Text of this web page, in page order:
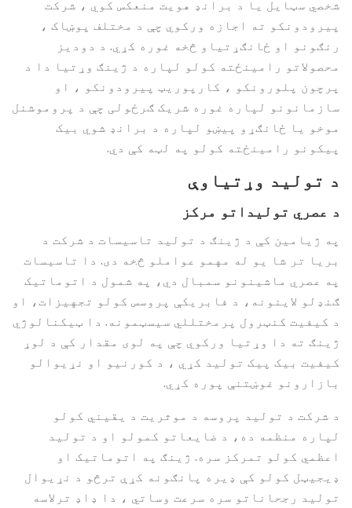
شخصي سټایل یا د برانډ هویت منعکس کوي ، شرکت
پیرودونکو ته اجازه ورکوي چې د مختلف پوښاک ،
رنګونو او ځانګړتیاو څخه غوره کړي. د دودیز
محصولاتو رامینځته کولو لپاره د ژینګ وړتیا دا د
پرچون پلورونکو ، کارپوریټ پیرودونکو ، او
سازمانونو لپاره غوره شریک ګرځولی چې د پروموشنل
موخو یا ځانګړو پیښو لپاره د برانډ شوي بیک
پیکونو رامینځته کولو په لټه کې دي.
د تولید وړتیاوې
د عصري تولیداتو مرکز
په ژیامین کې د ژینګ د تولید تاسیسات د شرکت د
بریا تر شا یو له مهمو عواملو څخه دی. دا تاسیسات
په عصري ماشینونو سمبال دي، په شمول د اتوماتیک
ګنډلو لاینونه، د فابریکې پروسس کولو تجهیزات، او
د کیفیت کنټرول پرمختللي سیسټمونه. دا ټیکنالوژي
ژینګ ته دا وړتیا ورکوي چې په لوی مقدار کې د لوړ
کیفیت بیک پیک تولید کړي ، د کورنیو او نړیوالو
بازارونو غوښتنې پوره کړي.
د شرکت د تولید پروسه د موثریت د یقیني کولو
لپاره منظمه ده، د ضایعاتو کمولو او د تولید
اعظمي کولو تمرکز سره. ژینګ په اتوماتیک او
ډیجیټل کولو کې ډیره پانګونه کړې ترڅو د نړیوال
تولید رجحاناتو سره سرعت وساتي ، دا ډاډ ترلاسه